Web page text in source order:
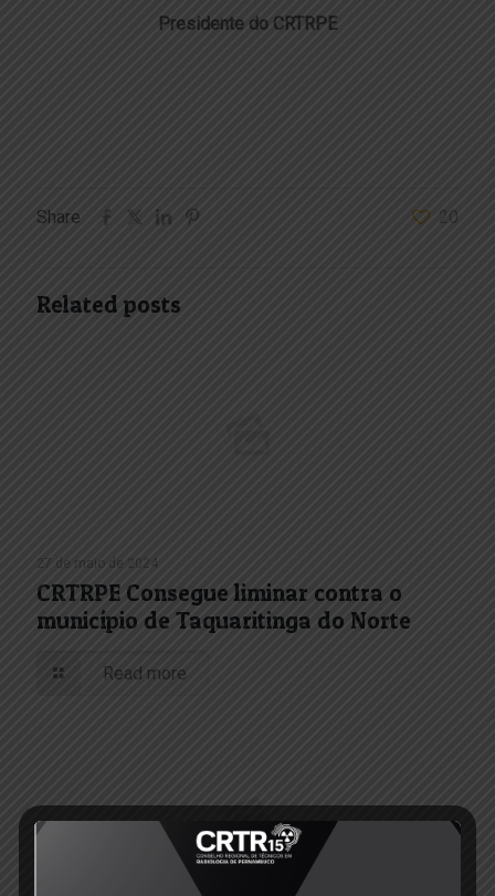
Presidente do CRTRPE
Share 20
Related posts
27 de maio de 2024
CRTRPE Consegue liminar contra o
município de Taquaritinga do Norte
Read more